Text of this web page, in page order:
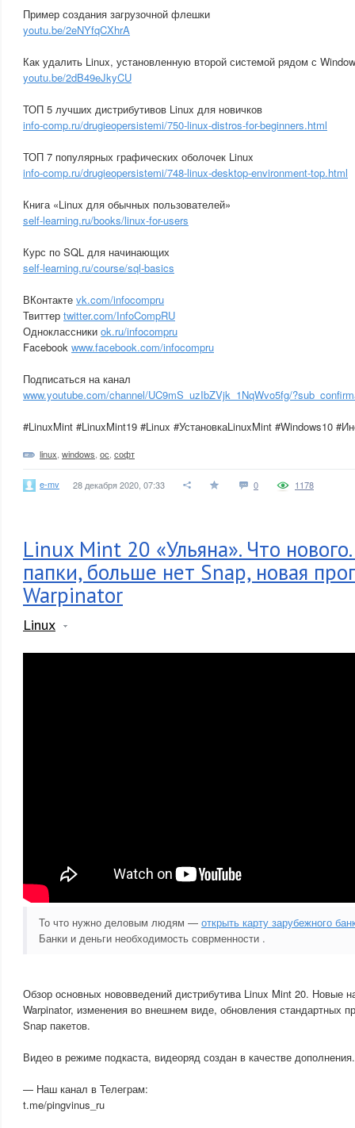
Пример создания загрузочной флешки
youtu.be/2eNYfqCXhrA
Как удалить Linux, установленную второй системой рядом с
youtu.be/2dB49eJkyCU
ТОП 5 лучших дистрибутивов Linux для новичков
info-comp.ru/drugieopersistemi/750-linux-distros-for-beginners.html
ТОП 7 популярных графических оболочек Linux
info-comp.ru/drugieopersistemi/748-linux-desktop-environment-top.html
Книга «Linux для обычных пользователей»
self-learning.ru/books/linux-for-users
Курс по SQL для начинающих
self-learning.ru/course/sql-basics
ВКонтакте vk.com/infocompru
Твиттер twitter.com/InfoCompRU
Одноклассники ok.ru/infocompru
Facebook www.facebook.com/infocompru
Подписаться на канал
www.youtube.com/channel/UC9mS_uzIbZVjk_1NqWvo5fg/
#LinuxMint #LinuxMint19 #Linux #УстановкаLinuxMint #Windows10
linux windows ос софт
e-mv 28 декабря 2020, 07:33 0 1178
Linux Mint 20 «Ульяна». Что
папки, больше нет Snap, новая
Warpinator
Linux
То что нужно деловым людям — открыть карту зарубежного
Банки и деньги необходимость соврменности .
Обзор основных нововведений дистрибутива Linux Mint 20. Новые
Warpinator, изменения во внешнем виде, обновления стандартных
Snap пакетов.
Видео в режиме подкаста, видеоряд создан в качестве дополнения.
— Наш канал в Телеграм:
t.me/pingvinus_ru